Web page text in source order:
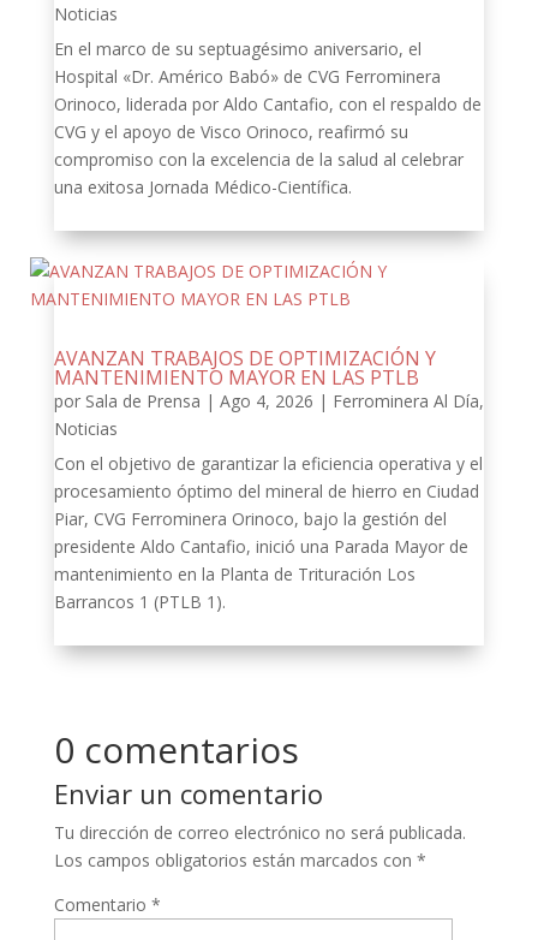
Noticias
En el marco de su septuagésimo aniversario, el
Hospital «Dr. Américo Babó» de CVG Ferrominera
Orinoco, liderada por Aldo Cantafio, con el respaldo de
CVG y el apoyo de Visco Orinoco, reafirmó su
compromiso con la excelencia de la salud al celebrar
una exitosa Jornada Médico-Científica.
AVANZAN TRABAJOS DE OPTIMIZACIÓN Y
MANTENIMIENTO MAYOR EN LAS PTLB
por Sala de Prensa | Ago 4, 2026 | Ferrominera Al Día,
Noticias
Con el objetivo de garantizar la eficiencia operativa y el
procesamiento óptimo del mineral de hierro en Ciudad
Piar, CVG Ferrominera Orinoco, bajo la gestión del
presidente Aldo Cantafio, inició una Parada Mayor de
mantenimiento en la Planta de Trituración Los
Barrancos 1 (PTLB 1).
0 comentarios
Enviar un comentario
Tu dirección de correo electrónico no será publicada.
Los campos obligatorios están marcados con *
Comentario *